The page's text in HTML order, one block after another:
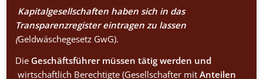
Kapitalgesellschaften haben sich in das
Transparenzregister eintragen zu lassen
(Geldwäschegesetz GwG).
Die Geschäftsführer müssen tätig werden und
wirtschaftlich Berechtigte (Gesellschafter mitAnteilen